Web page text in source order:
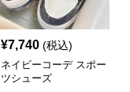
¥7,740 (税込)
ネイビーコーデ スポー
ツシューズ